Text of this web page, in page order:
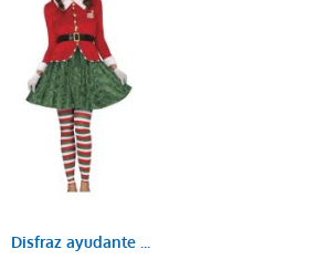
Disfraz ayudante ...